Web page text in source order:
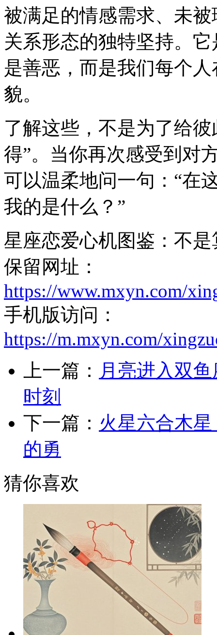
被满足的情感需求、未
关系形态的独特坚持。
是善恶，而是我们每个
貌。
了解这些，不是为了给
得”。当你再次感受到对
可以温柔地问一句：“在
我的是什么？”
星座恋爱心机图鉴：不
保留网址：
https://www.mxyn.com/
手机版访问：
https://m.mxyn.com/
上一篇： 月亮进入双
时刻
下一篇： 火星六合木
的勇
猜你喜欢